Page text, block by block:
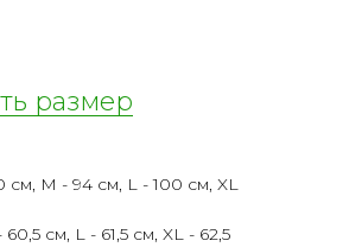
размер
M - 94 см, L - 100 см, XL
см, L - 61,5 см, XL - 62,5